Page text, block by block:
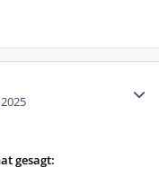
gesagt: